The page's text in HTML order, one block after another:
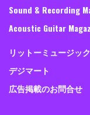
Sound & Recording
Acoustic Guitar
リットーミュージック
デジマート
広告掲載のお問合せ